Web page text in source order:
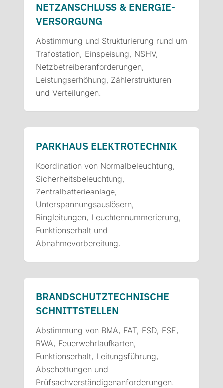
NETZANSCHLUSS & ENERGIE­
VERSORGUNG
Abstimmung und Strukturierung rund um
Trafostation, Einspeisung, NSHV,
Netzbetreiberanforderungen,
Leistungserhöhung, Zählerstrukturen
und Verteilungen.
PARKHAUS ELEKTRO­TECHNIK
Koordination von Normalbeleuchtung,
Sicherheitsbeleuchtung,
Zentralbatterieanlage,
Unterspannungsauslösern,
Ringleitungen, Leuchtennummerierung,
Funktionserhalt und
Abnahmevorbereitung.
BRANDSCHUTZ­TECHNISCHE
SCHNITTSTELLEN
Abstimmung von BMA, FAT, FSD, FSE,
RWA, Feuerwehrlaufkarten,
Funktionserhalt, Leitungsführung,
Abschottungen und
Prüfsachverständigenanforderungen.